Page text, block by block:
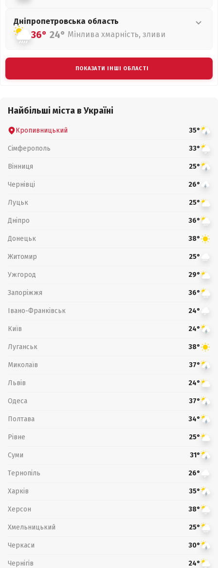
Дніпропетровська область
36° 24° Мінлива хмарність, зливи
ПОКАЗАТИ ІНШІ ОБЛАСТІ
Найбільші міста в Україні
Кропивницький 35°
Сімферополь 33°
Вінниця 25°
Чернівці 26°
Луцьк 25°
Дніпро 36°
Донецьк 38°
Житомир 25°
Ужгород 29°
Запоріжжя 36°
Івано-Франківськ 24°
Київ 24°
Луганськ 38°
Миколаїв 37°
Львів 24°
Одеса 37°
Полтава 34°
Рівне 25°
Суми 31°
Тернопіль 26°
Харків 35°
Херсон 38°
Хмельницький 25°
Черкаси 30°
Чернігів 24°